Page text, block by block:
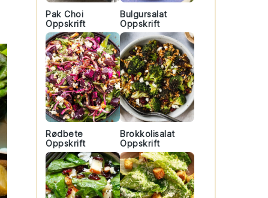
Pak Choi
Oppskrift
Bulgursalat
Oppskrift
Rødbete
Oppskrift
Brokkolisalat
Oppskrift